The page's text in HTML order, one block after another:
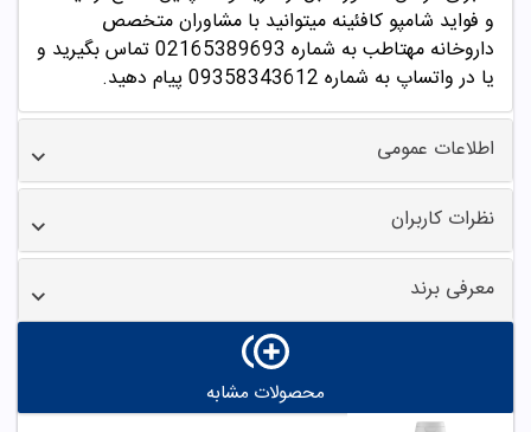
و فواید شامپو کافئینه میتوانید با مشاوران متخصص
داروخانه مهتاطب به شماره 02165389693 تماس بگیرید و
یا در واتساپ به شماره 09358343612 پیام دهید.
اطلاعات عمومی
نظرات کاربران
معرفی برند
محصولات مشابه